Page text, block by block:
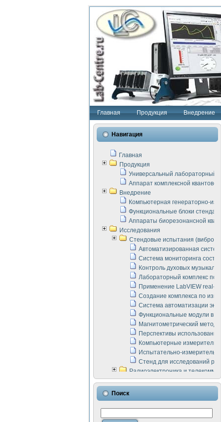
Главная Продукция Внедрение
Навигация
Главная
Продукция
Универсальный лабораторный
Аппарат комплексной
Внедрение
Компьютерная генераторно-
Функциональные блоки стенда
Аппараты биорезонансной
Исследования
Стендовые испытания
Автоматизированная
Система мониторинга
Контроль духовых
Лабораторный комплекс по
Применение LabVIEW real-
Создание комплекса по
Система автоматизации
Функциональные модули в
Магнитометрический метод
Перспективы
Компьютерные
Испытательно-
Стенд для исследований
Радиоэлектроника и
LabVIEW в расчетах
Аппаратно-программный
Виртуальный
Измерение шумовых
Измерительный
Поиск